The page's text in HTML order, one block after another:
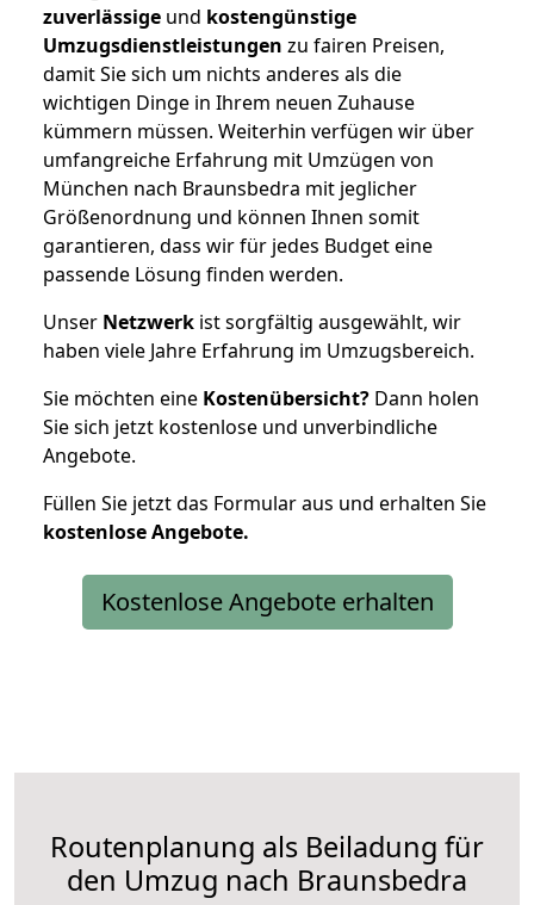
zuverlässige und kostengünstige
Umzugsdienstleistungen zu fairen Preisen,
damit Sie sich um nichts anderes als die
wichtigen Dinge in Ihrem neuen Zuhause
kümmern müssen. Weiterhin verfügen wir über
umfangreiche Erfahrung mit Umzügen von
München nach Braunsbedra mit jeglicher
Größenordnung und können Ihnen somit
garantieren, dass wir für jedes Budget eine
passende Lösung finden werden.
Unser Netzwerk ist sorgfältig ausgewählt, wir
haben viele Jahre Erfahrung im Umzugsbereich.
Sie möchten eine Kostenübersicht? Dann holen
Sie sich jetzt kostenlose und unverbindliche
Angebote.
Füllen Sie jetzt das Formular aus und erhalten Sie
kostenloseAngebote.
Kostenlose Angebote erhalten
Routenplanung als Beiladung für
den Umzug nach Braunsbedra